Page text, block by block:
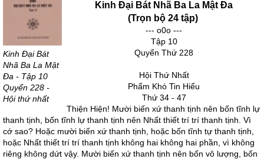
Kinh Đại Bát
Nhã Ba La Mật
Đa - Tập 10
Quyển 228 -
Hội thứ nhất
Kinh Đại Bát Nhã Ba La Mật Đa
(Trọn bộ 24 tập)
--- o0o ---
Tập 10
Quyển Thứ 228
Hội Thứ Nhất
Phẩm Khó Tin Hiểu
Thứ 34 - 47
Thiện Hiện! Mười biến xứ thanh tịnh nên bốn tĩnh lự
thanh tịnh, bốn tĩnh lự thanh tịnh nên Nhất thiết trí trí thanh tịnh. Vì
cớ sao? Hoặc mười biến xứ thanh tịnh, hoặc bốn tĩnh tự thanh tịnh,
hoặc Nhất thiết trí trí thanh tịnh không hai không hai phần, vì không
riêng không dứt vậy. Mười biến xứ thanh tịnh nên bốn vô lượng, bốn